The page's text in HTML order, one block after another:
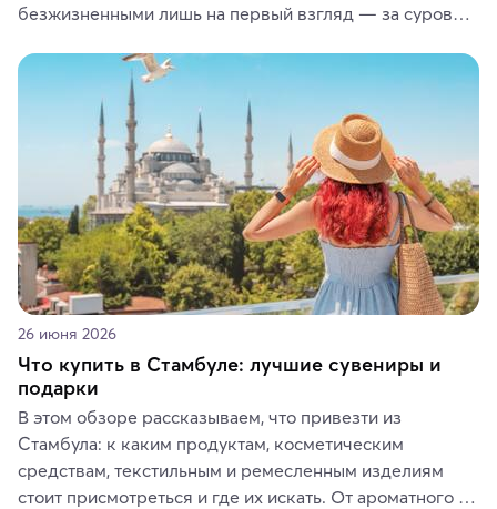
безжизненными лишь на первый взгляд — за суровой
животные и маршруты, которые дарят одни из самых
ярких впечатлений от путешествий.
26 июня 2026
Что купить в Стамбуле: лучшие сувениры и
подарки
В этом обзоре рассказываем, что привезти из
Стамбула: к каким продуктам, косметическим
средствам, текстильным и ремесленным изделиям
стоит присмотреться и где их искать. От ароматного